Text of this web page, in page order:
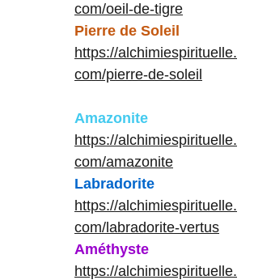
com/oeil-de-tigre
Pierre de Soleil
https://alchimiespirituelle.
com/pierre-de-soleil
Amazonite
https://alchimiespirituelle.
com/amazonite
Labradorite
https://alchimiespirituelle.
com/labradorite-vertus
Améthyste
https://alchimiespirituelle.